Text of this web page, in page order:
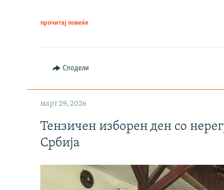
прочитај повеќе
Сподели
март 29, 2026
Тензичен изборен ден со
Србија